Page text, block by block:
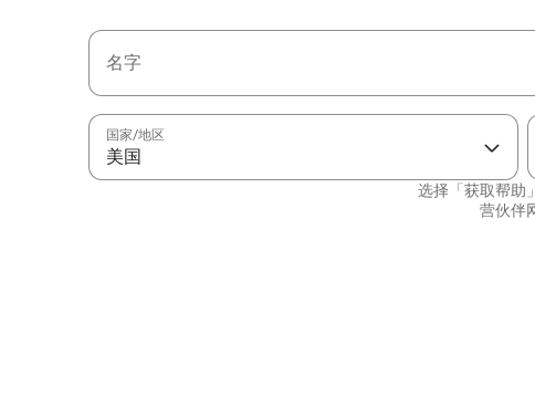
名字
国家/地区
美国
选择「获取帮助
营伙伴